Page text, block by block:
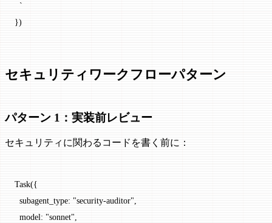
  `
})
セキュリティワークフローパターン
パターン 1：実装前レビュー
セキュリティに関わるコードを書く前に：
Task({
  subagent_type:
"security-auditor"
  model:
"sonnet"